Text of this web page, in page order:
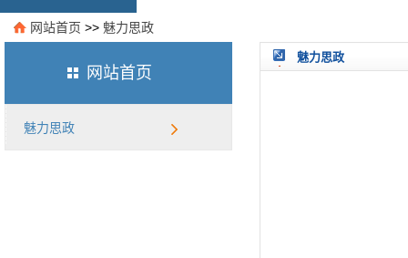
网站首页 >> 魅力思政
网站首页
魅力思政
魅力思政